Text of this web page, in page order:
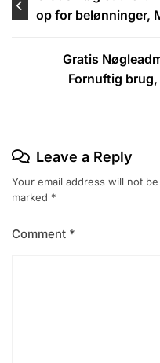
navigation
op for belønninger,
Gratis
Fornuftig
Leave a Reply
Your email address will not
marked *
Comment *